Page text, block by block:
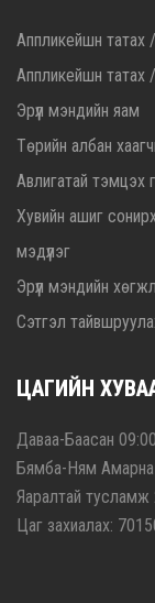
Аппликейшн
Аппликейшн
Эрүүл мэндийн яам
Төрийн албан
Авлигатай тэмцэх
Хувийн ашиг
мэдүүлэг
Эрүүл мэндийн
Сэтгэл
ЦАГИЙН
Даваа-Баасан
Бямба-Ням Амарна
Яаралтай тусламж
Цаг захиалах: